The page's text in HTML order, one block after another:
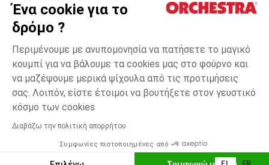
Ένα cookie για το
δρόμο ?
Περιμένουμε με ανυπομονησία να πατήσετε το μαγικό
κουμπί για να βάλουμε τα cookies μας στο φούρνο και
να μαζέψουμε μερικά ψίχουλα από τις προτιμήσεις
σας. Λοιπόν, είστε έτοιμοι να βουτήξετε στον γευστικό
κόσμο των cookies
Διαβάζω την πολιτική απορρήτου
Συμφωνίες πιστοποιημένες από
Ροζ
38
Δυνατότητα πληρωμής με
ΠΡΟΣΘΉΚΗ ΣΤΟ ΚΑΛΆΘΙ
Γενικοί 'Οροι Πώλησης
*Εμπορικες προσφορες
Προσωπικά δεδομένα
Διαχείρηση των cookies
Προσβασιμότητα: μη συμμορφούμενη
H Orchestra συμμετέχει στον κωδικά δεοντολογίας και στο σύστημα
μεσολάβησης της Γαλλικής Ομοσπονδίας Ηλεκτρονικού Εμπορίου.